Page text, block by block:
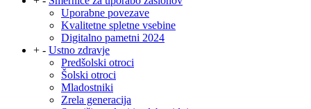
Uporabne povezave
Kvalitetne spletne vsebine
Digitalno pametni 2024
+ - Ustno zdravje
Predšolski otroci
Šolski otroci
Mladostniki
Zrela generacija